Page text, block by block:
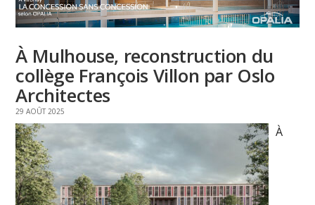
À Mulhouse, reconstruction du
collège François Villon par Oslo
Architectes
29 AOÛT 2025
À